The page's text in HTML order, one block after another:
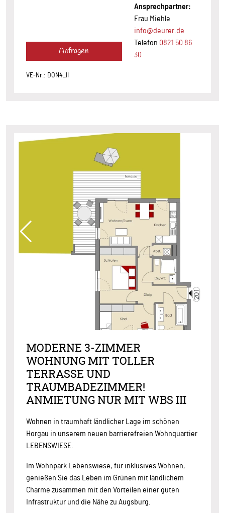
Anfragen
Ansprechpartner:
Frau Miehle
info@deurer.de
Telefon 0821 50 86
30
VE-Nr.: DON4_II
MODERNE 3-ZIMMER
WOHNUNG MIT TOLLER
TERRASSE UND
TRAUMBADEZIMMER!
ANMIETUNG NUR MIT WBS III
Wohnen in traumhaft ländlicher Lage im schönen
Horgau in unserem neuen barrierefreien Wohnquartier
LEBENSWIESE.
Im Wohnpark Lebenswiese, für inklusives Wohnen,
genießen Sie das Leben im Grünen mit ländlichem
Charme zusammen mit den Vorteilen einer guten
Infrastruktur und die Nähe zu Augsburg.